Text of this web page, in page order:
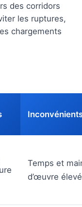
des corridors
les ruptures,
chargements
Temps et
d’œuvre